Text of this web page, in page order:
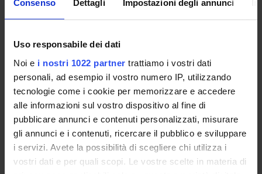
Consenso Dettagli Impostazioni degli annunci
Uso responsabile dei dati
Noi e i nostri 1022 partner trattiamo i vostri dati
personali, ad esempio il vostro numero IP, utilizzando
tecnologie come i cookie per memorizzare e accedere
alle informazioni sul vostro dispositivo al fine di
pubblicare annunci e contenuti personalizzati, misurare
gli annunci e i contenuti, ricercare il pubblico e sviluppare
i servizi. Avete la possibilità di scegliere chi utilizza i
vostri dati e per quali scopi. Le vostre scelte in materia di
IL DIPARTIMENTO IN CIFRE
Persone del Dipartimento suddivise per aree di ricerca.
Anno di riferimento:2025.
Persone con competenze nell'area
Archeol…
Discipline